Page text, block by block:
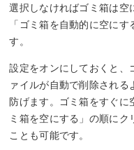
選択しなければゴミ箱は空
「ゴミ箱を自動的に空に
す。
設定をオンにしておくと、
ァイルが自動で削除され
防げます。ゴミ箱をすぐ
ミ箱を空にする」の順に
ことも可能です。